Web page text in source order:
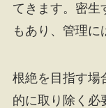
てきます。密生
もあり、管理に
根絶を目指す場
的に取り除く必